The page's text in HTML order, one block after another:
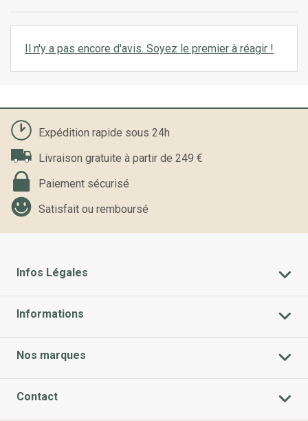
Il n'y a pas encore d'avis. Soyez le premier à réagir !
Expédition rapide sous 24h
Livraison gratuite à partir de 249 €
Paiement sécurisé
Satisfait ou remboursé
Infos Légales
Informations
Nos marques
Contact